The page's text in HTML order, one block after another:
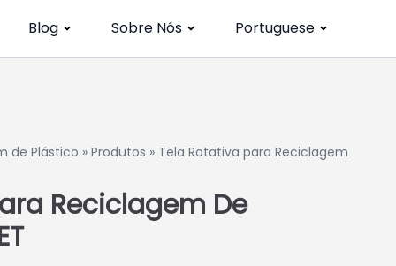
Blog Sobre Nós Portuguese
de Plástico » Produtos » Tela Rotativa para Reciclagem
Reciclagem De